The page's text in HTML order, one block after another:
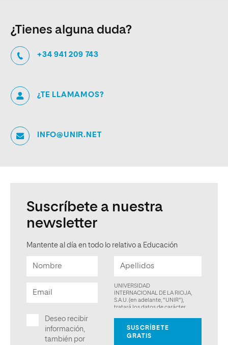
¿Tienes alguna duda?
+34 941 209 743
¿TE LLAMAMOS?
INFO@UNIR.NET
Suscríbete a nuestra
newsletter
Mantente al día en todo lo relativo a Educación